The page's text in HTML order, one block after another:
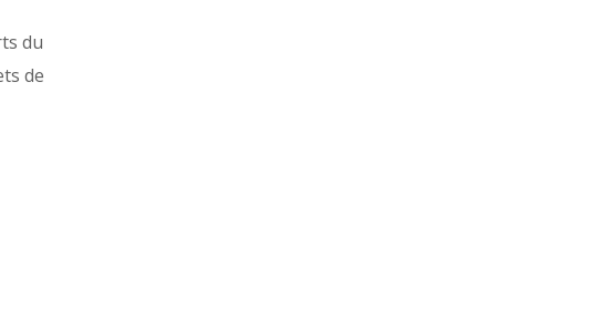
du
de